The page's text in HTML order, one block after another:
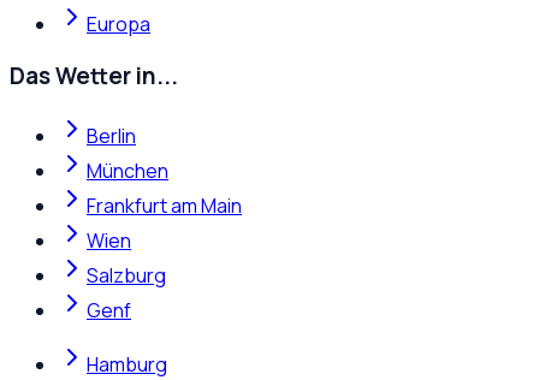
Europa
Das Wetter in...
Berlin
München
Frankfurt am Main
Wien
Salzburg
Genf
Hamburg